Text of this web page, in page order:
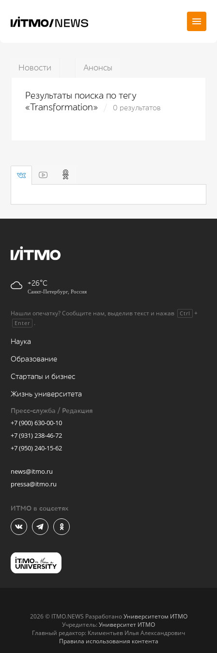
Новости Анонсы
Результаты поиска по тегу
«Transformation»
0 результатов
+26
Санкт-Петербург, Россия
Нашли опечатку? Сообщите нам, выделив текст и нажав Ctrl +
Enter .
Наука
Образование
Стартапы и бизнес
Жизнь университета
Пресс-служба / Редакция
+7 (900) 630-00-10
+7 (931) 238-46-72
+7 (950) 240-15-62
news@itmo.ru
pressa@itmo.ru
ИТМО в соцсетях
2026 © ITMO.NEWS РазработаноУниверситетом ИТМО
Учредитель: Университет ИТМО
Главный редактор: Климентьев Илья Александрович
Правила использования контента